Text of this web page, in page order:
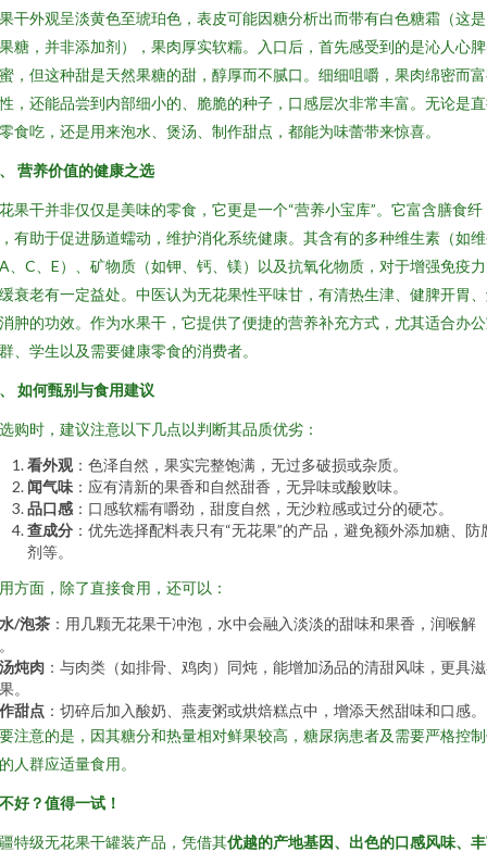
干外观呈淡黄色至琥珀色，表皮可能因糖分析出而带有白色糖霜（这
糖，并非添加剂），果肉厚实软糯。入口后，首先感受到的是沁人心
，但这种甜是天然果糖的甜，醇厚而不腻口。细细咀嚼，果肉绵密而
，还能品尝到内部细小的、脆脆的种子，口感层次非常丰富。无论是
食吃，还是用来泡水、煲汤、制作甜点，都能为味蕾带来惊喜。
营养价值的健康之选
果干并非仅仅是美味的零食，它更是一个“营养小宝库”。它富含膳食纤
有助于促进肠道蠕动，维护消化系统健康。其含有的多种维生素（如
、C、E）、矿物质（如钾、钙、镁）以及抗氧化物质，对于增强免疫
衰老有一定益处。中医认为无花果性平味甘，有清热生津、健脾开胃
肿的功效。作为水果干，它提供了便捷的营养补充方式，尤其适合办
、学生以及需要健康零食的消费者。
如何甄别与食用建议
购时，建议注意以下几点以判断其品质优劣：
看外观：色泽自然，果实完整饱满，无过多破损或杂质。
闻气味 ：应有清新的果香和自然甜香，无异味或酸败味。
品口感 ：口感软糯有嚼劲，甜度自然，无沙粒感或过分的硬芯。
查成分 ：优先选择配料表只有“无花果”的产品，避免额外添加糖、防
剂等。
方面，除了直接食用，还可以：
/泡茶 ：用几颗无花果干冲泡，水中会融入淡淡的甜味和果香，润喉解
炖肉 ：与肉类（如排骨、鸡肉）同炖，能增加汤品的清甜风味，更具
。
甜点 ：切碎后加入酸奶、燕麦粥或烘焙糕点中，增添天然甜味和口感。
注意的是，因其糖分和热量相对鲜果较高，糖尿病患者及需要严格控
人群应适量食用。
好？值得一试！
特级无花果干罐装产品，凭借其优越的产地基因、出色的口感风味、